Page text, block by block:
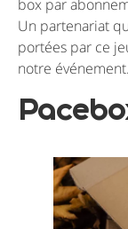
box par
Un partenariat
portées par ce
notre événement.